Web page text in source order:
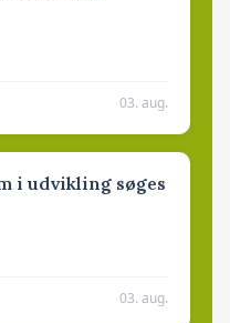
03. aug.
i udvikling søges
03. aug.